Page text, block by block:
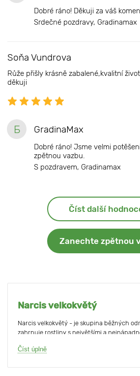
Dobré ráno! Děkuji za váš
Srdečné pozdravy, Gradinamax
Soňa Vundrova
Růže přišly krásně zabalené,kvalitní
děkuji
Б GradinaMax
Dobré ráno! Jsme velmi
zpětnou vazbu.
S pozdravem, Gradinamax
Číst další
Zanechte zpětnou
Narcis velkokvětý
Narcis velkokvětý - je skupina běžných
zahrnuje rostliny s největšími a
Výška květních stonků odrůd této skupiny
Číst úplně